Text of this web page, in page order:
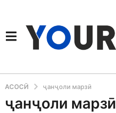
АСОСӢ ҷанҷоли марзӣ
ҷанҷоли марзӣ